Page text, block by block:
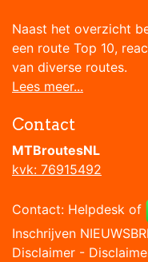
Naast het overzicht
een route Top 10,
van diverse routes.
Lees meer...
Contact
MTBroutesNL
kvk: 76915492
Contact: Helpdesk of
Inschrijven
Disclaimer -